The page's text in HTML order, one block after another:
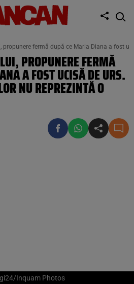
propunere fermă după ce Maria Diana a fost
PROPUNERE FERMĂ
A FOST UCISĂ DE URS.
NU REPREZINTĂ O
Inquam Photos